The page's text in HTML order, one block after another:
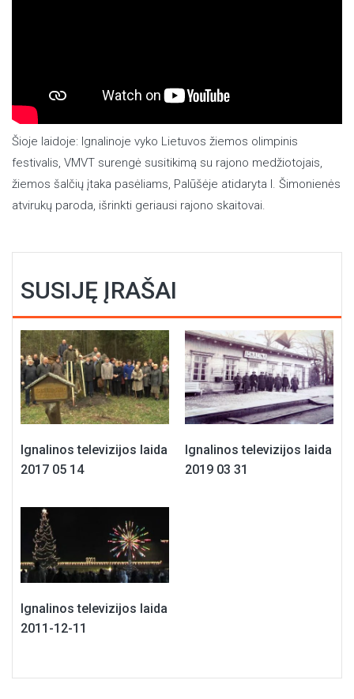
Šioje laidoje: Ignalinoje vyko Lietuvos žiemos olimpinis
festivalis, VMVT surengė susitikimą su rajono medžiotojais,
žiemos šalčių įtaka pasėliams, Palūšėje atidaryta I. Šimonienės
atvirukų paroda, išrinkti geriausi rajono skaitovai.
SUSIJĘ ĮRAŠAI
Ignalinos televizijos laida
2017 05 14
Ignalinos televizijos laida
2019 03 31
Ignalinos televizijos laida
2011-12-11